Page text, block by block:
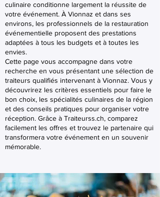
culinaire conditionne largement la réussite de
votre événement. À Vionnaz et dans ses
environs, les professionnels de la restauration
événementielle proposent des prestations
adaptées à tous les budgets et à toutes les
envies.
Cette page vous accompagne dans votre
recherche en vous présentant une sélection de
traiteurs qualifiés intervenant à Vionnaz. Vous y
découvrirez les critères essentiels pour faire le
bon choix, les spécialités culinaires de la région
et des conseils pratiques pour organiser votre
réception. Grâce à Traiteurss.ch, comparez
facilement les offres et trouvez le partenaire qui
transformera votre événement en un souvenir
mémorable.